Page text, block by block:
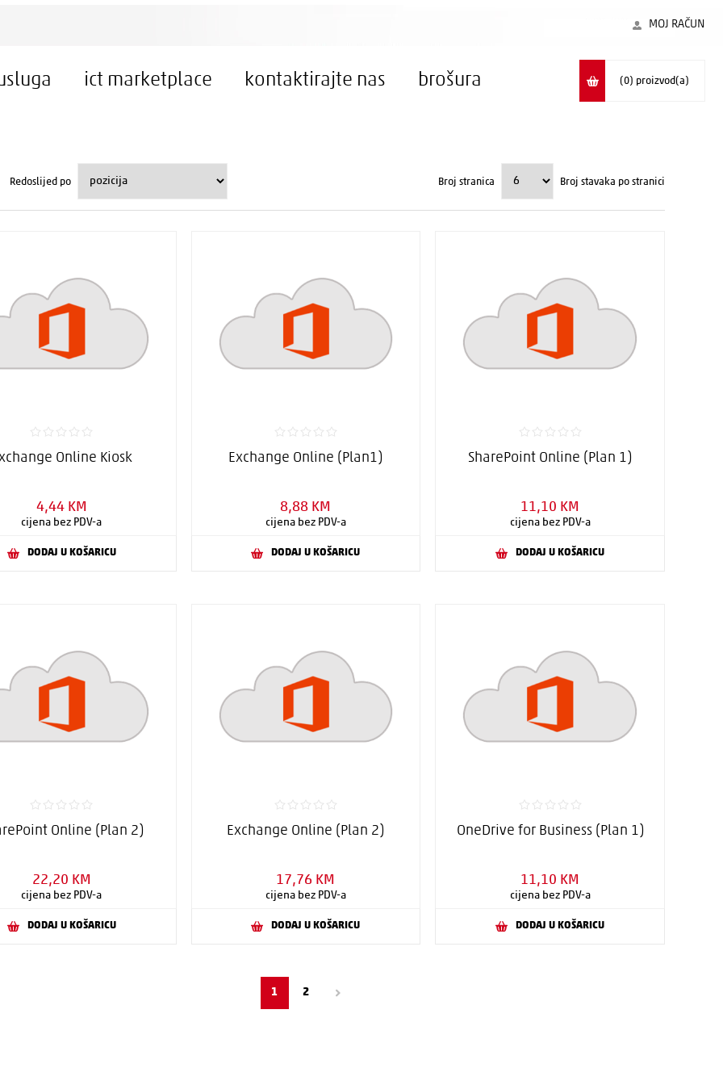
MOJ RAČUN
ict marketplace kontaktirajte nas brošura (0) proizvod(a)
Redoslijed po Broj stranica Broj stavaka po stranici
Online Kiosk
4,44 KM
cijena bez PDV-a
DODAJ U KOŠARICU
Exchange Online (Plan1)
8,88 KM
cijena bez PDV-a
DODAJ U KOŠARICU
SharePoint Online (Plan 1)
11,10 KM
cijena bez PDV-a
DODAJ U KOŠARICU
Online (Plan 2)
22,20 KM
cijena bez PDV-a
DODAJ U KOŠARICU
Exchange Online (Plan 2)
17,76 KM
cijena bez PDV-a
DODAJ U KOŠARICU
OneDrive for Business (Plan 1)
11,10 KM
cijena bez PDV-a
DODAJ U KOŠARICU
1 2